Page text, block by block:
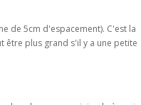
de 5cm d'espacement). C'est la
être plus grand s'il y a une petite